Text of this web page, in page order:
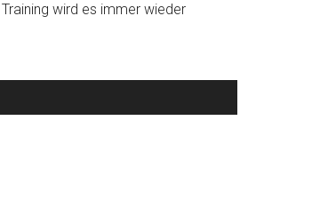
Training wird es immer wieder